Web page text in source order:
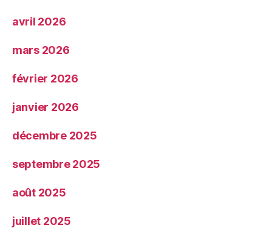
avril 2026
mars 2026
février 2026
janvier 2026
décembre 2025
septembre 2025
août 2025
juillet 2025